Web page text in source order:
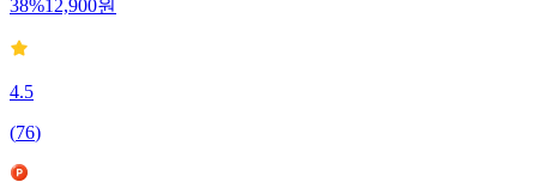
38%12,900원
4.5
(76)